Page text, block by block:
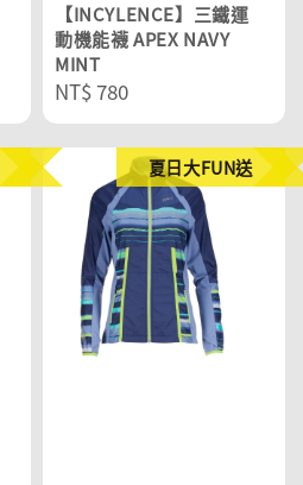
【INCYLENCE】三鐵運
動機能襪 APEX NAVY
MINT
Regular
price
NT$ 780
夏日大FUN送